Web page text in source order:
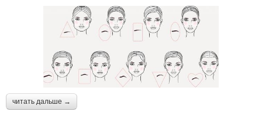
читать дальше →